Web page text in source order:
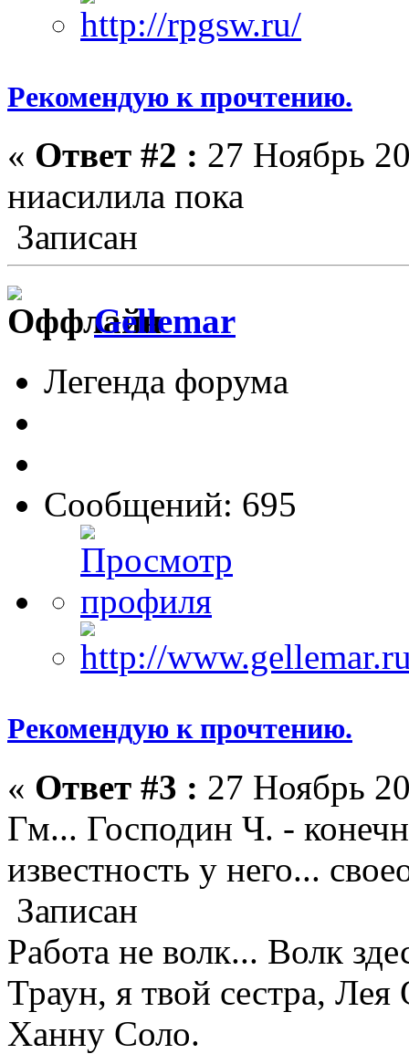
Рекомендую к прочтению.
« Ответ #2 : 27 Ноябрь
ниасилила пока
Записан
Gellemar
Легенда форума
Сообщений: 695
Рекомендую к прочтению.
« Ответ #3 : 27 Ноябрь
Гм... Господин Ч. -
известность у него...
Записан
Работа не волк... Волк
Траун, я твой сестра,
Ханну Соло.